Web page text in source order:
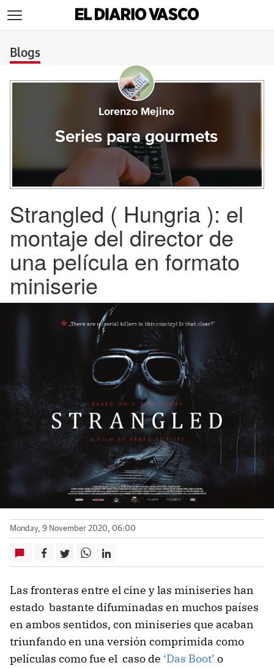
Blogs
Lorenzo Mejino
Series para gourmets
Strangled ( Hungria ): el
montaje del director de
una película en formato
miniserie
Monday, 9 November 2020, 06:00
Las fronteras entre el cine y las miniseries han
estado bastante difuminadas en muchos países
en ambos sentidos, con miniseries que acaban
triunfando en una versión comprimida como
películas como fue el caso de ‘Das Boot’ o